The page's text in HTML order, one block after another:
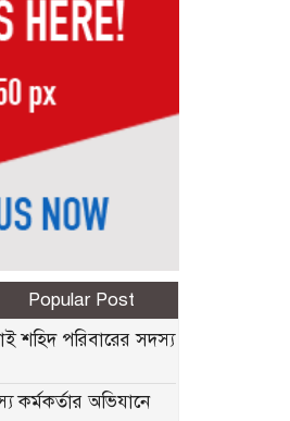
Popular Post
শহিদ পরিবারের সদস্য
কর্মকর্তার অভিযানে